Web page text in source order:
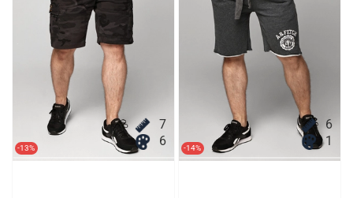
-13%
7
6
-14%
6
1